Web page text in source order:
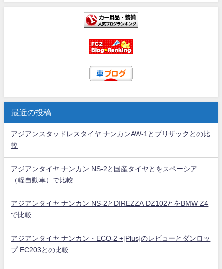
最近の投稿
アジアンスタッドレスタイヤ ナンカンAW-1とブリザックとの比
較
アジアンタイヤ ナンカン NS-2と国産タイヤとをスペーシア
（軽自動車）で比較
アジアンタイヤ ナンカン NS-2とDIREZZA DZ102とをBMW Z4
で比較
アジアンタイヤ ナンカン・ECO-2 +[Plus]のレビューとダンロッ
プ EC203との比較